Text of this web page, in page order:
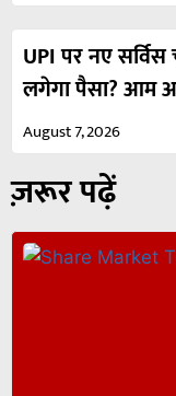
UPI पर नए
लगेगा पैसा? आम
August 7, 2026
ज़रूर पढ़ें